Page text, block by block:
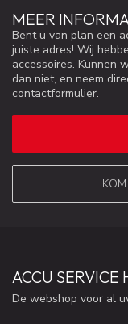
MEER
Bent u van plan een
juiste adres! Wij
accessoires. Kunnen
dan niet, en neem
contactformulier.
ACCU SERVICE
De webshop voor al